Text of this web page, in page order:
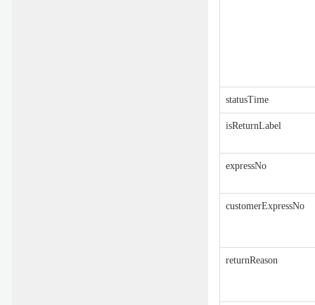
statusTime
isReturnLabel
expressNo
customerExpressNo
returnReason